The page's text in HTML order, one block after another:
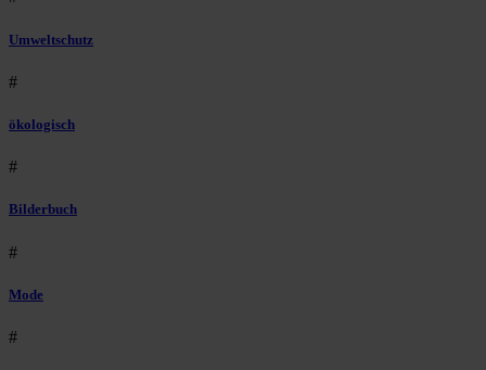
Umweltschutz
#
ökologisch
#
Bilderbuch
#
Mode
#